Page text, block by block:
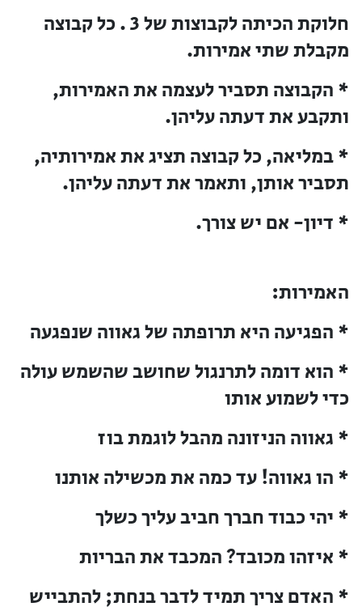
חלוקת הכיתה לקבוצות של 3 . כל קבוצה
מקבלת שתי אמירות.
* הקבוצה תסביר לעצמה את האמירות,
ותקבע את דעתה עליהן.
* במליאה, כל קבוצה תציג את אמירותיה,
תסביר אותן, ותאמר את דעתה עליהן.
* דיון- אם יש צורך.
האמירות:
* הפגיעה היא תרופתה של גאווה שנפגעה
* הוא דומה לתרנגול שחושב שהשמש עולה
כדי לשמוע אותו
* גאווה הניזונה מהבל לוגמת בוז
* הו גאווה! עד כמה את מכשילה אותנו
* יהי כבוד חברך חביב עליך כשלך
* איזהו מכובד? המכבד את הבריות
* האדם צריך תמיד לדבר בנחת; להתבייש